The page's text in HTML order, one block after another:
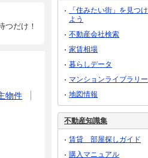
つだけ！
物件
「住みたい街」を見つけ
よう
不動産会社検索
家賃相場
暮らしデータ
マンションライブラリー
地図情報
不動産知識集
賃貸 部屋探しガイド
購入マニュアル